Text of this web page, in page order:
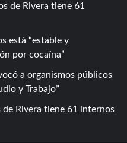
de Rivera tiene 61
está “estable y
por cocaína
a organismos públicos
y Trabajo
de Rivera tiene 61 internos